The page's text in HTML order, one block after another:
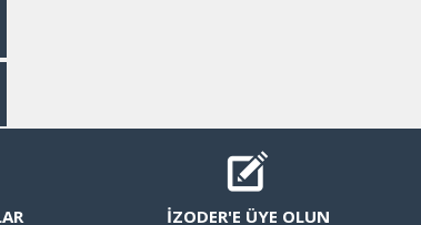
İZODER'E ÜYE OLUN